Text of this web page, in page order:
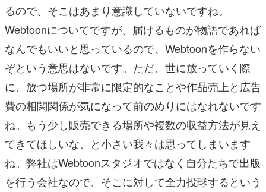
るので、そこはあまり意識していないですね。
Webtoonについてですが、届けるものが物語であれば
なんでもいいと思っているので、Webtoonを作らない
ぞという意思はないです。ただ、世に放っていく際
に、放つ場所が非常に限定的なことや作品売上と広告
費の相関関係が気になって前のめりにはなれないです
ね。もう少し販売できる場所や複数の収益方法が見え
てきてほしいな、と小さい我々は思ってしまいます
ね。弊社はWebtoonスタジオではなく自分たちで出版
を行う会社なので、そこに対して全力投球するという